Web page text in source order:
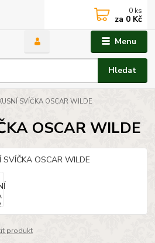
Menu
Hledat
0 ks
za 0 Kč
SVÍČKA OSCAR WILDE
OSCAR WILDE
produkt